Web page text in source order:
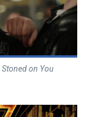
Stoned on You